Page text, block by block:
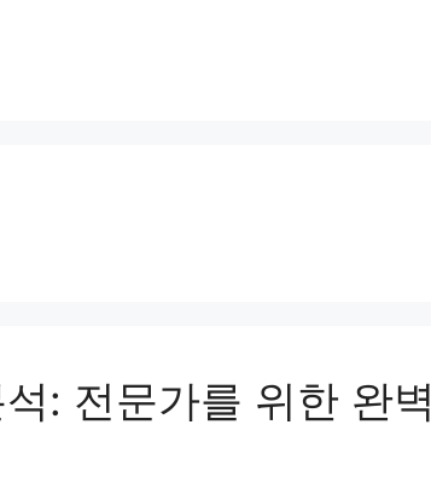
: 전문가를 위한 완벽